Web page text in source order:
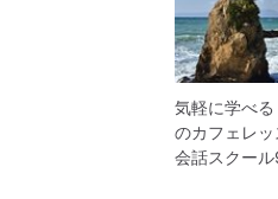
気軽に学べ
のカフェレ
会話スクー